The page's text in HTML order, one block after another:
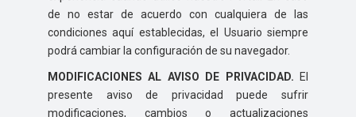
de no estar de acuerdo con cualquiera de las
condiciones aquí establecidas, el Usuario siempre
podrá cambiar la configuración de su navegador.
MODIFICACIONES AL AVISO DE PRIVACIDAD. El
presente aviso de privacidad puede sufrir
modificaciones, cambios o actualizaciones